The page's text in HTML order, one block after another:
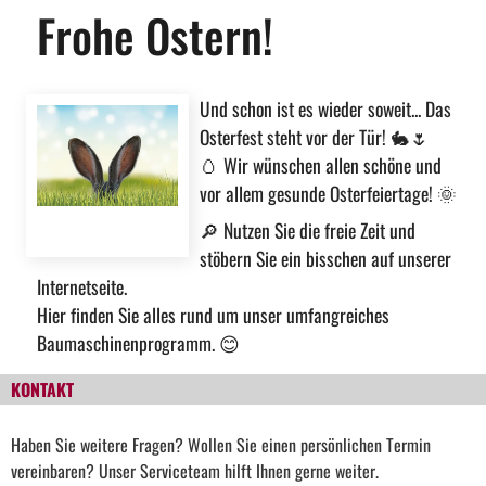
Frohe Ostern!
Und schon ist es wieder soweit... Das
Osterfest steht vor der Tür! 🐇🌷
🥚 Wir wünschen allen schöne und
vor allem gesunde Osterfeiertage! 🌞
🔎 Nutzen Sie die freie Zeit und
stöbern Sie ein bisschen auf unserer
Internetseite.
Hier finden Sie alles rund um unser umfangreiches
Baumaschinenprogramm.😊
KONTAKT
Haben Sie weitere Fragen? Wollen Sie einen persönlichen Termin
vereinbaren? Unser Serviceteam hilft Ihnen gerne weiter.